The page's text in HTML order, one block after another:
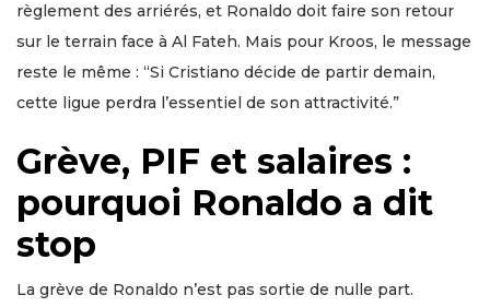
règlement des arriérés, et Ronaldo doit faire son retour
sur le terrain face à Al Fateh. Mais pour Kroos, le message
reste le même : “Si Cristiano décide de partir demain,
cette ligue perdra l’essentiel de son attractivité.”
Grève, PIF et salaires :
pourquoi Ronaldo a dit
stop
La grève de Ronaldo n’est pas sortie de nulle part.